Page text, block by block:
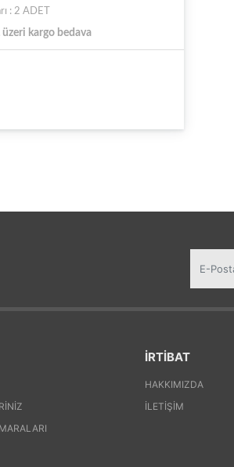
: 2 ADET
üzeri kargo bedava
İRTİBAT
HAKKIMIZDA
İLETIŞIM